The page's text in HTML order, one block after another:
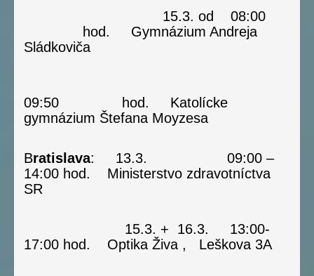
15.3. od 08:00
hod. Gymnázium Andreja
Sládkoviča
09:50 hod. Katolícke
gymnázium Štefana Moyzesa
Bratislava: 13.3. 09:00 –
14:00 hod. Ministerstvo zdravotníctva
SR
15.3. + 16.3. 13:00-
17:00 hod. Optika Živa , Leškova 3A